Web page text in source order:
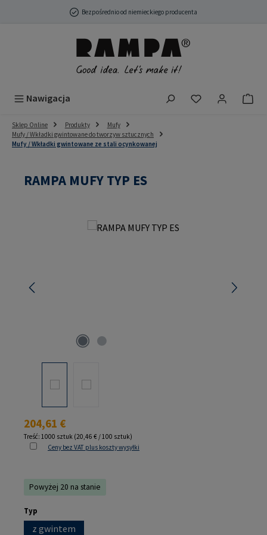
Przejdź do głównej zawartościBezpośrednio od niemieckiego producenta
Nawigacja Masz 0
Sklep Online Produkty
Mufy
Mufy / Wkładki gwintowane do tworzyw sztucznych
Mufy / Wkładki gwintowane ze stali ocynkowanej
RAMPA MUFY TYP ES
Pomiń galerię zdjęć
Cena regularna:
204,61 €
Treść: 1000 sztuk (20,46 € / 100 sztuk)
Ceny bez VAT plus koszty wysyłki
Powyżej 20 na stanie
Wybierz
Typ
z gwintem